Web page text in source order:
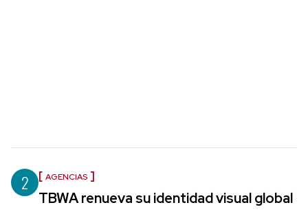
2 AGENCIAS
TBWA renueva su identidad visual global